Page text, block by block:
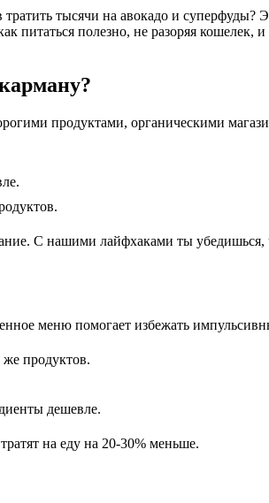
тысячи на авокадо и
питаться полезно, не разоряя
продуктами, органическими
С нашими лайфхаками ты убедишься,
меню помогает избежать
продуктов.
дешевле.
на еду на 20-30% меньше.